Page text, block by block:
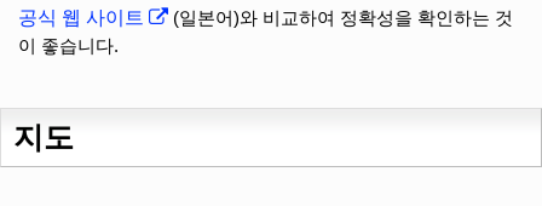
공식 웹 사이트
(일본어)와 비교하여 정확성을 확인하는 것
이 좋습니다.
지도